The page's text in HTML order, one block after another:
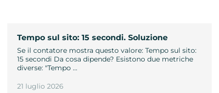
Tempo sul sito: 15 secondi. Soluzione
Se il contatore mostra questo valore: Tempo sul sito:
15 secondi Da cosa dipende? Esistono due metriche
diverse: "Tempo …
21 luglio 2026